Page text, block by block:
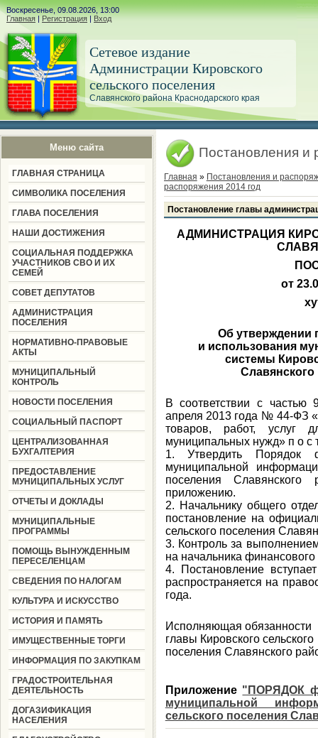
Воскресенье, 09.08.2026, 13:00
Главная | Регистрация | Вход
Сетевое издание
Администрации Кировского
сельского поселения
Славянского района Краснодарского края
Меню сайта
ГЛАВНАЯ СТРАНИЦА
СИМВОЛИКА ПОСЕЛЕНИЯ
ГЛАВА ПОСЕЛЕНИЯ
НАШИ ДОСТИЖЕНИЯ
СОЦИАЛЬНАЯ ПОДДЕРЖКА
УЧАСТНИКОВ СВО И ИХ
СЕМЕЙ
СОВЕТ ДЕПУТАТОВ
АДМИНИСТРАЦИЯ
ПОСЕЛЕНИЯ
НОРМАТИВНО-ПРАВОВЫЕ
АКТЫ
МУНИЦИПАЛЬНЫЙ
КОНТРОЛЬ
НОВОСТИ ПОСЕЛЕНИЯ
СОЦИАЛЬНЫЙ ПАСПОРТ
ЦЕНТРАЛИЗОВАННАЯ
БУХГАЛТЕРИЯ
ПРЕДОСТАВЛЕНИЕ
МУНИЦИПАЛЬНЫХ УСЛУГ
ОТЧЕТЫ И ДОКЛАДЫ
МУНИЦИПАЛЬНЫЕ
ПРОГРАММЫ
ПОМОЩЬ ВЫНУЖДЕННЫМ
ПЕРЕСЕЛЕНЦАМ
СВЕДЕНИЯ ПО НАЛОГАМ
КУЛЬТУРА И ИСКУССТВО
ИСТОРИЯ И ПАМЯТЬ
ИМУЩЕСТВЕННЫЕ ТОРГИ
ИНФОРМАЦИЯ ПО ЗАКУПКАМ
ГРАДОСТРОИТЕЛЬНАЯ
ДЕЯТЕЛЬНОСТЬ
ДОГАЗИФИКАЦИЯ
НАСЕЛЕНИЯ
Постановления и
Главная » Постановления и
распоряжения 2014 год
Постановление главы
АДМИНИСТРАЦИЯ
от
Об утверждении
и использования
системы
Славянского
В соответствии с частью
апреля 2013 года № 44-ФЗ
товаров, работ, услуг
муниципальных нужд» п о с
1. Утвердить Порядок
муниципальной
поселения
приложению.
2. Начальнику общего
постановление на
сельского поселения
3. Контроль за
на начальника
4. Постановление
распространяется на
года.
Исполняющая обязанности
главы Кировского сельского
поселения Славянского
Приложение "ПОРЯДОК
муниципальной
сельского поселения